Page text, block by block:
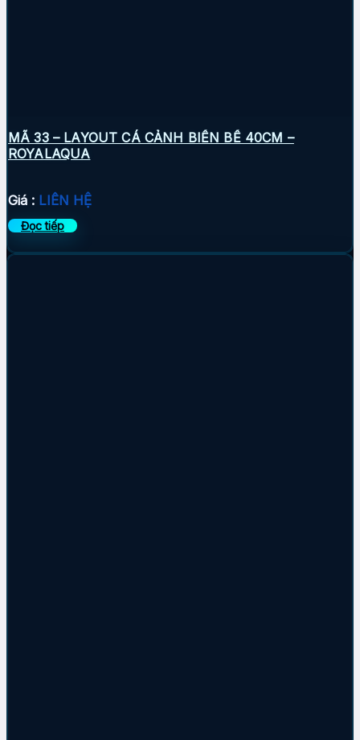
MÃ 33 – LAYOUT CÁ CẢNH BIỂN BỂ 40CM –
ROYALAQUA
Giá : LIÊN HỆ
Đọc tiếp